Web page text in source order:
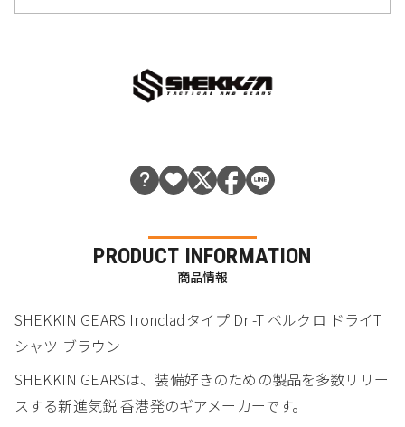
PRODUCT INFORMATION
商品情報
SHEKKIN GEARS Ironcladタイプ Dri-T ベルクロ ドライT
シャツ ブラウン
SHEKKIN GEARSは、装備好きのための製品を多数リリー
スする新進気鋭 香港発のギアメーカーです。